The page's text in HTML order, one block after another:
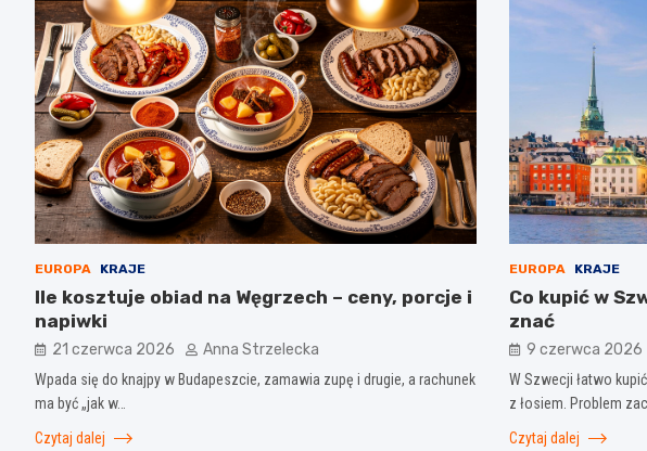
EUROPA KRAJE
Ile kosztuje obiad na Węgrzech – ceny, porcje i
napiwki
21 czerwca 2026 Anna Strzelecka
Wpada się do knajpy w Budapeszcie, zamawia zupę i drugie, a rachunek
ma być „jak w…
Czytaj dalej
EUROPA KRAJE
Co kupić w
znać
9 czerwca 2026
W Szwecji łatwo
z łosiem. Problem
Czytaj dalej